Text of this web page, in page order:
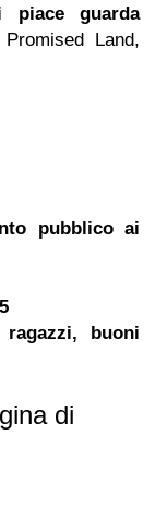
piace guarda
Land,
pubblico ai
buoni
di